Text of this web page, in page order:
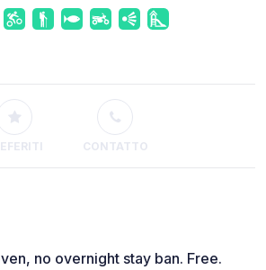
CONTATTO
no overnight stay ban. Free.